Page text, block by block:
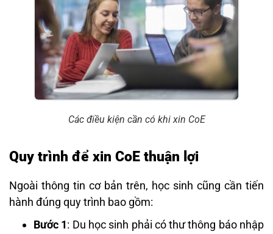
Các điều kiện cần có khi xin CoE
Quy trình để xin CoE thuận lợi
Ngoài thông tin cơ bản trên, học sinh cũng cần tiến
hành đúng quy trình bao gồm:
Bước 1: Du học sinh phải có thư thông báo nhập